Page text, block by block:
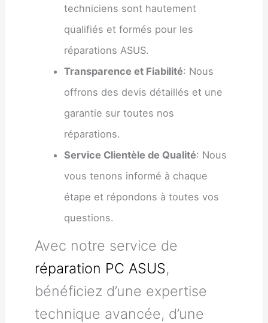
techniciens sont hautement
qualifiés et formés pour les
réparations ASUS.
Transparence et Fiabilité: Nous
offrons des devis détaillés et une
garantie sur toutes nos
réparations.
Service Clientèle de Qualité: Nous
vous tenons informé à chaque
étape et répondons à toutes vos
questions.
Avec notre service de
réparation PC ASUS,
bénéficiez d’une expertise
technique avancée, d’une